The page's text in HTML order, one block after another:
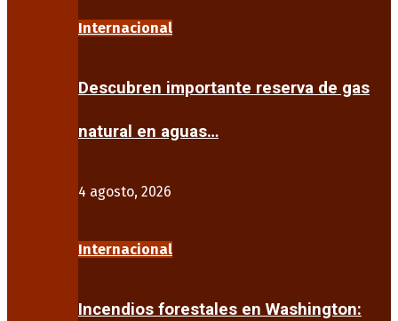
Internacional
Descubren importante reserva de gas
natural en aguas…
4 agosto, 2026
Internacional
Incendios forestales en Washington: